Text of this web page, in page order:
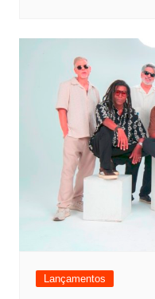
Lançamentos